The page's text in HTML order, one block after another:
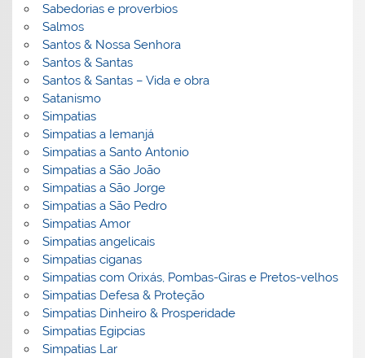
Sabedorias e proverbios
Salmos
Santos & Nossa Senhora
Santos & Santas
Santos & Santas – Vida e obra
Satanismo
Simpatias
Simpatias a Iemanjá
Simpatias a Santo Antonio
Simpatias a São João
Simpatias a São Jorge
Simpatias a São Pedro
Simpatias Amor
Simpatias angelicais
Simpatias ciganas
Simpatias com Orixás, Pombas-Giras e Pretos-velhos
Simpatias Defesa & Proteção
Simpatias Dinheiro & Prosperidade
Simpatias Egipcias
Simpatias Lar